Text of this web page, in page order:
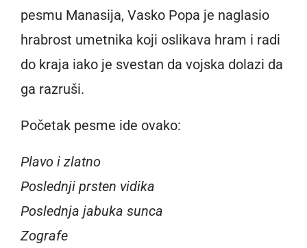
pesmu Manasija, Vasko Popa je naglasio
hrabrost umetnika koji oslikava hram i radi
do kraja iako je svestan da vojska dolazi da
ga razruši.
Početak pesme ide ovako:
Plavo i zlatno
Poslednji prsten vidika
Poslednja jabuka sunca
Zografe